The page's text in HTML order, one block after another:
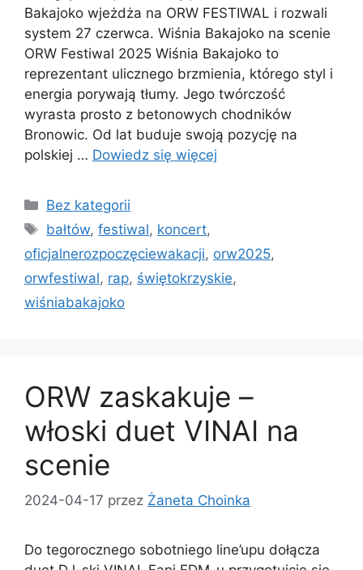
Bakajoko wjeżdża na ORW FESTIWAL i rozwali
system 27 czerwca. Wiśnia Bakajoko na scenie
ORW Festiwal 2025 Wiśnia Bakajoko to
reprezentant ulicznego brzmienia, którego styl i
energia porywają tłumy. Jego twórczość
wyrasta prosto z betonowych chodników
Bronowic. Od lat buduje swoją pozycję na
polskiej … Dowiedz się więcej
Bez kategorii
bałtów,festiwal, koncert,
oficjalnerozpoczęciewakacji, orw2025,
orwfestiwal, rap, świętokrzyskie,
wiśniabakajoko
ORW zaskakuje –
włoski duet VINAI na
scenie
2024-04-17 przez Żaneta Choinka
Do tegorocznego sobotniego line’upu dołącza